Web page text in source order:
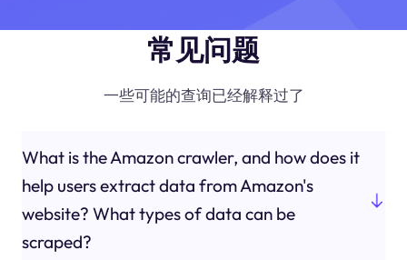
常见问题
一些可能的查询已经解释过了
What is the Amazon crawler, and how does it
help users extract data from Amazon's
website? What types of data can be
scraped?